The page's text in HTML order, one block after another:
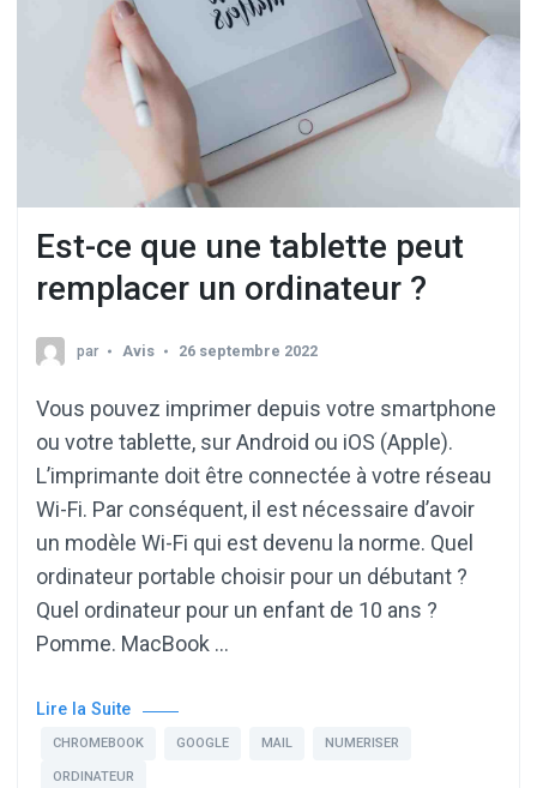
Est-ce que une tablette peut
remplacer un ordinateur ?
par Avis 26 septembre 2022
Vous pouvez imprimer depuis votre smartphone
ou votre tablette, sur Android ou iOS (Apple).
L’imprimante doit être connectée à votre réseau
Wi-Fi. Par conséquent, il est nécessaire d’avoir
un modèle Wi-Fi qui est devenu la norme. Quel
ordinateur portable choisir pour un débutant ?
Quel ordinateur pour un enfant de 10 ans ?
Pomme. MacBook …
Lire la Suite
CHROMEBOOK GOOGLE MAIL NUMERISER
ORDINATEUR